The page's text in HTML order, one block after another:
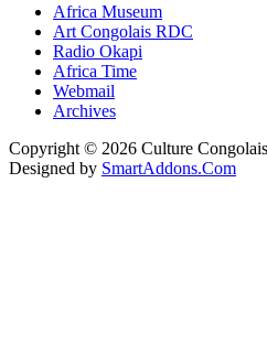
Africa Museum
Art Congolais RDC
Radio Okapi
Africa Time
Webmail
Archives
Copyright © 2026 Culture
Designed by SmartAddons.Com